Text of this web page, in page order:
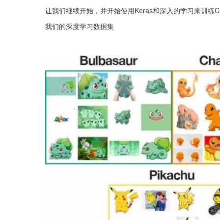
让我们继续开始，并开始使用Keras和深入的学习来训练
我们的深度学习数据集